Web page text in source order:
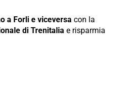
a Forli e viceversa con la
di Trenitalia e risparmia